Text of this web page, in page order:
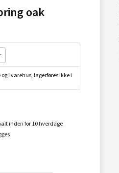
oak
i varehus, lagerføres ikke i
inden for 10 hverdage